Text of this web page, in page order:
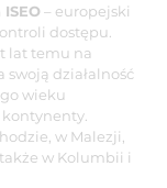
– europejski
dostępu.
lat temu na
swoją działalność
wieku
w Malezji,
w Kolumbii i